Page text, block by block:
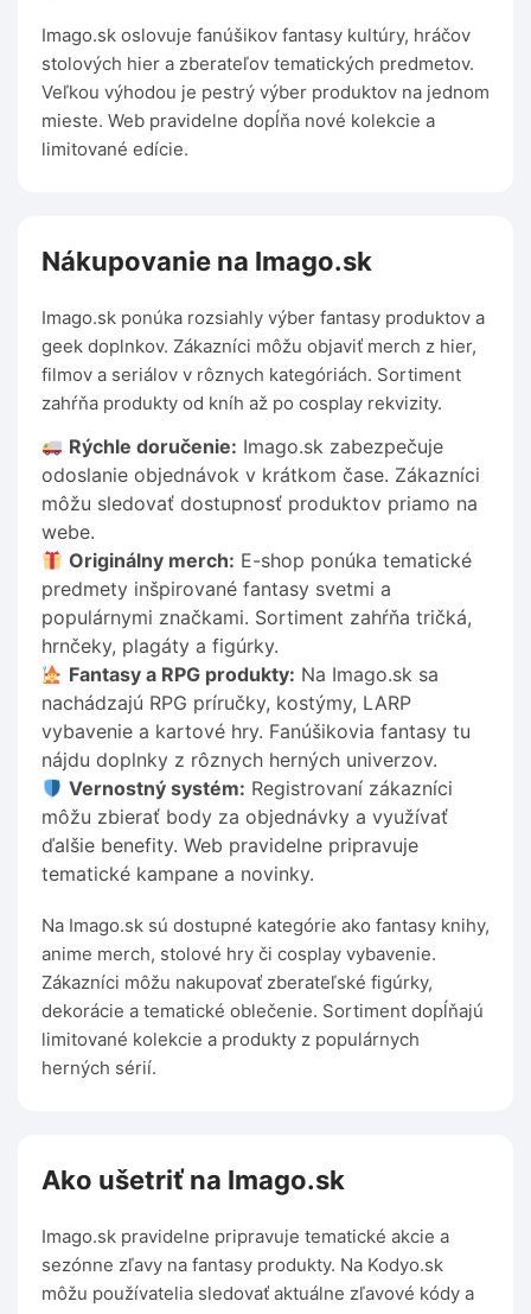
Imago.sk oslovuje fanúšikov fantasy kultúry, hráčov
stolových hier a zberateľov tematických predmetov.
Veľkou výhodou je pestrý výber produktov na jednom
mieste. Web pravidelne dopĺňa nové kolekcie a
limitované edície.
Nákupovanie na Imago.sk
Imago.sk ponúka rozsiahly výber fantasy produktov a
geek doplnkov. Zákazníci môžu objaviť merch z hier,
filmov a seriálov v rôznych kategóriách. Sortiment
zahŕňa produkty od kníh až po cosplay rekvizity.
Rýchle doručenie: Imago.sk zabezpečuje
odoslanie objednávok v krátkom čase. Zákazníci
môžu sledovať dostupnosť produktov priamo na
webe.
Originálny merch: E-shop ponúka tematické
predmety inšpirované fantasy svetmi a
populárnymi značkami. Sortiment zahŕňa tričká,
hrnčeky, plagáty a figúrky.
Fantasy a RPG produkty: Na Imago.sk sa
nachádzajú RPG príručky, kostýmy, LARP
vybavenie a kartové hry. Fanúšikovia fantasy tu
nájdu doplnky z rôznych herných univerzov.
Vernostný systém: Registrovaní zákazníci
môžu zbierať body za objednávky a využívať
ďalšie benefity. Web pravidelne pripravuje
tematické kampane a novinky.
Na Imago.sk sú dostupné kategórie ako fantasy knihy,
anime merch, stolové hry či cosplay vybavenie.
Zákazníci môžu nakupovať zberateľské figúrky,
dekorácie a tematické oblečenie. Sortiment dopĺňajú
limitované kolekcie a produkty z populárnych
herných sérií.
Ako ušetriť na Imago.sk
Imago.sk pravidelne pripravuje tematické akcie a
sezónne zľavy na fantasy produkty. Na Kodyo.sk
môžu používatelia sledovať aktuálne zľavové kódy a